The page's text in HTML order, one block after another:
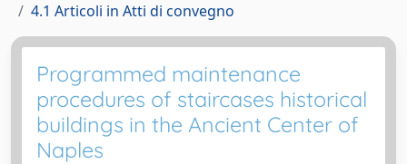
4.1 Articoli in Atti di convegno
Programmed maintenance
procedures of staircases historical
buildings in the Ancient Center of
Naples